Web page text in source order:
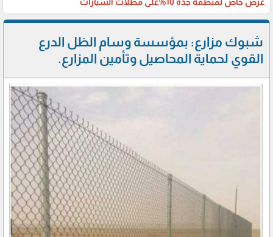
شبوك مزارع: بمؤسسة وسام الظل الدرع
القوي لحماية المحاصيل وتأمين المزارع.